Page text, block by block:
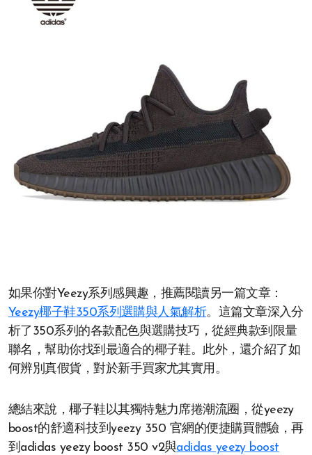
如果你對Yeezy系列感興趣，推薦閱讀另一篇文章：
Yeezy椰子鞋350系列選購與人氣解析。這篇文章深入分
析了350系列的各款配色與選購技巧，從經典款到限量
聯名，幫助你找到最適合的椰子鞋。此外，還介紹了如
何辨別真假貨，對於新手買家尤其實用。
總結來說，椰子鞋以其獨特魅力席捲潮流圈，從yeezy
boost的舒適科技到yeezy 350 官網的便捷購買體驗，再
到adidas yeezy boost 350 v2與adidas yeezy boost